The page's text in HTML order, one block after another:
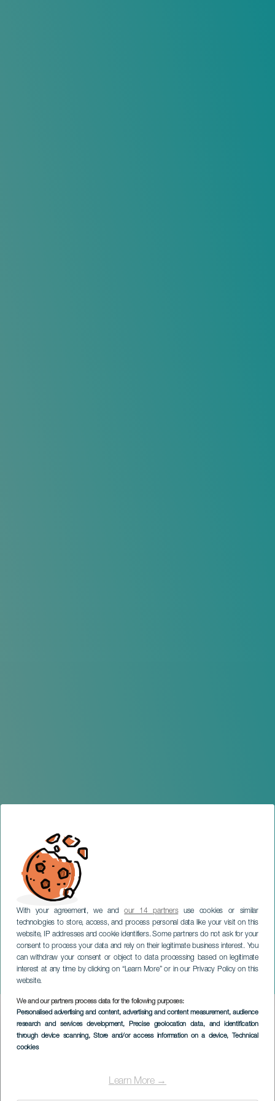
With your agreement, we andour 14 partnersuse cookies or similar
technologies to store, access, and process personal data like your visit on this
website, IP addresses and cookie identifiers. Some partners do not ask for your
consent to process your data and rely on their legitimate business interest. You
can withdraw your consent or object to data processing based on legitimate
interest at any time by clicking on “Learn More” or in our Privacy Policy on this
website.
We and our partners process data for the following purposes:
Personalised advertising and content, advertising and content measurement, audience
research and services development, Precise geolocation data, and identification
through device scanning, Store and/or access information on a device, Technical
cookies
Learn More →
Gran Canaria Open LPA
Surf City
GRAN CANARIA
Imagen
Listado